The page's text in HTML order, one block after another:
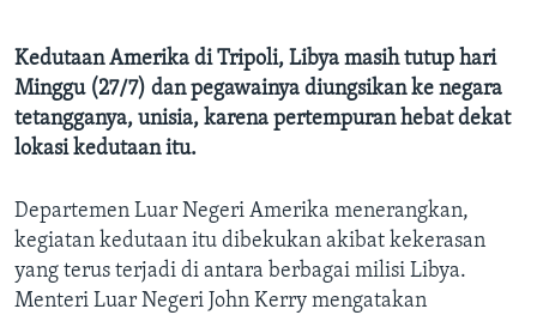
Kedutaan Amerika di Tripoli, Libya masih tutup hari
Minggu (27/7) dan pegawainya diungsikan ke negara
tetangganya, unisia, karena pertempuran hebat dekat
lokasi kedutaan itu.
Departemen Luar Negeri Amerika menerangkan,
kegiatan kedutaan itu dibekukan akibat kekerasan
yang terus terjadi di antara berbagai milisi Libya.
Menteri Luar Negeri John Kerry mengatakan